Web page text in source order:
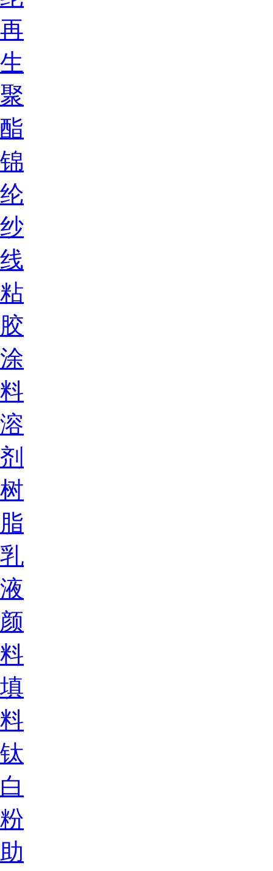
再
生
聚
酯
锦
纶
纱
线
粘
胶
涂
料
溶
剂
树
脂
乳
液
颜
料
填
料
钛
白
粉
助